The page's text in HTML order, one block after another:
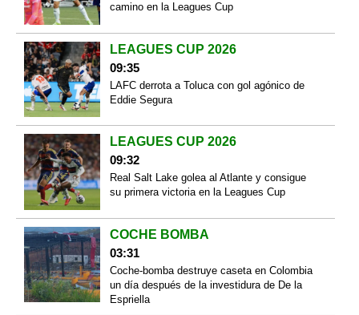
camino en la Leagues Cup
LEAGUES CUP 2026
09:35
LAFC derrota a Toluca con gol agónico de
Eddie Segura
LEAGUES CUP 2026
09:32
Real Salt Lake golea al Atlante y consigue
su primera victoria en la Leagues Cup
COCHE BOMBA
03:31
Coche-bomba destruye caseta en Colombia
un día después de la investidura de De la
Espriella